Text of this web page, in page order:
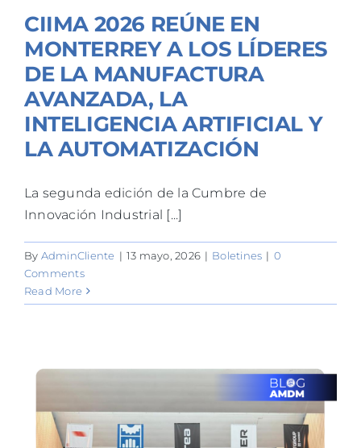
CIIMA 2026 REÚNE EN
MONTERREY A LOS LÍDERES
DE LA MANUFACTURA
AVANZADA, LA
INTELIGENCIA ARTIFICIAL Y
LA AUTOMATIZACIÓN
La segunda edición de la Cumbre de
Innovación Industrial [...]
By AdminCliente | 13 mayo, 2026 | Boletines | 0
Comments
Read More